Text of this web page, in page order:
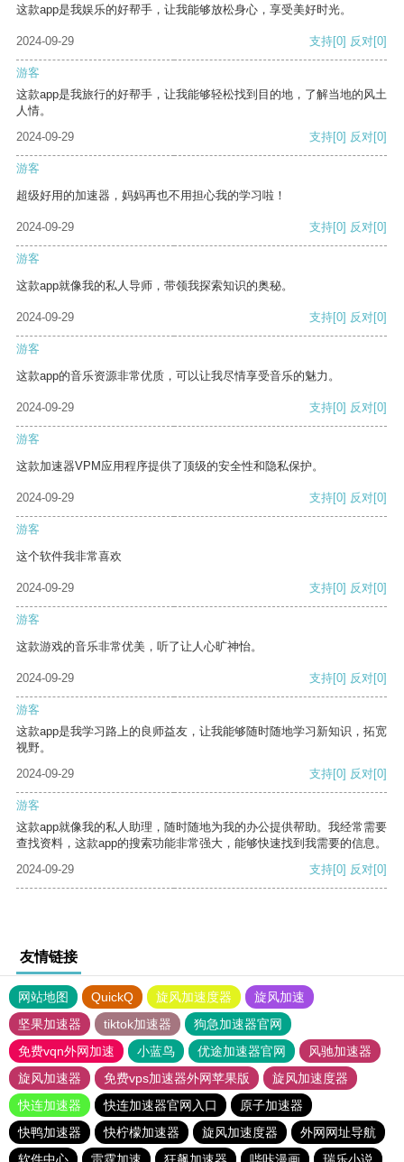
这款app是我娱乐的好帮手，让我能够放松身心，享受美好时光。
2024-09-29 支持[0] 反对[0]
游客
这款app是我旅行的好帮手，让我能够轻松找到目的地，了解当地的风土
人情。
2024-09-29
支持[0] 反对[0]
游客
超级好用的加速器，妈妈再也不用担心我的学习啦！
2024-09-29 支持[0] 反对[0]
游客
这款app就像我的私人导师，带领我探索知识的奥秘。
2024-09-29 支持[0] 反对[0]
游客
这款app的音乐资源非常优质，可以让我尽情享受音乐的魅力。
2024-09-29 支持[0] 反对[0]
游客
这款加速器VPM应用程序提供了顶级的安全性和隐私保护。
2024-09-29 支持[0] 反对[0]
游客
这个软件我非常喜欢
2024-09-29 支持[0] 反对[0]
游客
这款游戏的音乐非常优美，听了让人心旷神怡。
2024-09-29 支持[0] 反对[0]
游客
这款app是我学习路上的良师益友，让我能够随时随地学习新知识，拓宽
视野。
2024-09-29
支持[0] 反对[0]
游客
这款app就像我的私人助理，随时随地为我的办公提供帮助。我经常需要
查找资料，这款app的搜索功能非常强大，能够快速找到我需要的信息。
2024-09-29
支持[0] 反对[0]
友情链接
网站地图 QuickQ 旋风加速度器
旋风加速
坚果加速器
tiktok加速器
狗急加速器官网
免费vqn外网加速
小蓝鸟 优途加速器官网
风驰加速器
旋风加速器
免费vps加速器外网苹果版
旋风加速度器
快连加速器
快连加速器官网入口
原子加速器
快鸭加速器
快柠檬加速器 旋风加速度器
外网网址导航